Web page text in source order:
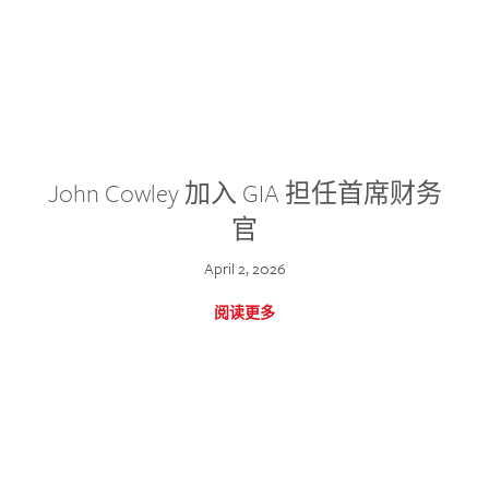
John Cowley 加入 GIA 担任首席财务
官
April 2, 2026
阅读更多